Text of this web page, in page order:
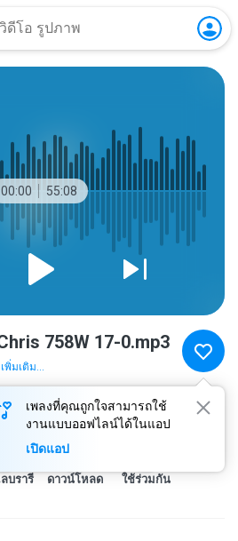
00:00 55:08
เพลงที่คุณถูกใจสามารถใช้
งานแบบออฟไลน์ได้ในแอป
เปิดแอป
758W 17-0.mp3
เพิ่มเติม...
บรารี ดาวน์โหลด ใช้ร่วมกัน